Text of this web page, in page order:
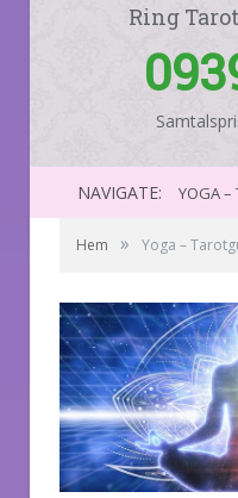
Ring
NAVIGATE:
Hem » Yoga –